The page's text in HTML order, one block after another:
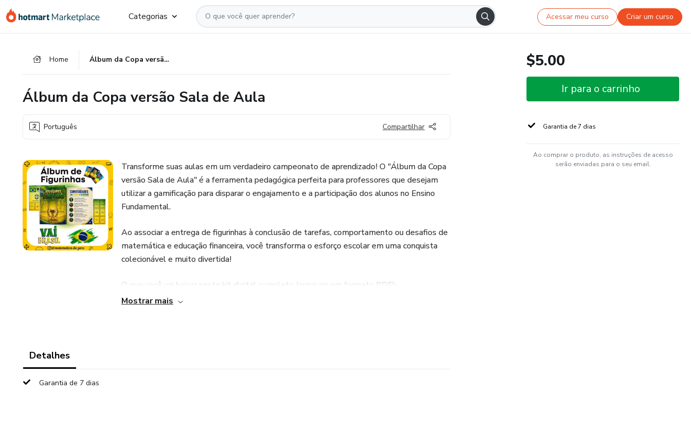
para
para
para
Categorias Acessar meu curso Criar um curso
Home Álbum da Copa versão Sala de Aula
Álbum da Copa versão Sala de Aula
Português Compartilhar
Transforme suas aulas em um verdadeiro campeonato de aprendizado! O "Álbum da Copa
versão Sala de Aula" é a ferramenta pedagógica perfeita para professores que desejam
utilizar a gamificação para disparar o engajamento e a participação dos alunos no Ensino
Fundamental.
Ao associar a entrega de figurinhas à conclusão de tarefas, comportamento ou desafios de
matemática e educação financeira, você transforma o esforço escolar em uma conquista
colecionável e muito divertida!
O que você vai baixar neste kit digital completo (arquivos em formato PDF):
Mostrar mais
Detalhes
Garantia de 7 dias
$5.00
Ir para o carrinho
Garantia de 7 dias
Ao comprar o produto, as instruções de acesso
serão enviadas para o seu email.